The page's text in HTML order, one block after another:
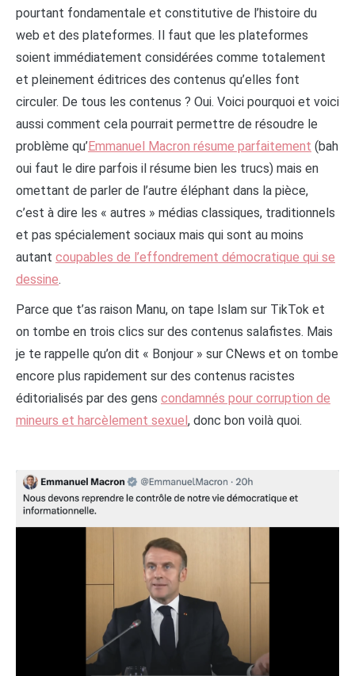
pourtant fondamentale et constitutive de l’histoire du
web et des plateformes. Il faut que les plateformes
soient immédiatement considérées comme totalement
et pleinement éditrices des contenus qu’elles font
circuler. De tous les contenus ? Oui. Voici pourquoi et voici
aussi comment cela pourrait permettre de résoudre le
problème qu’Emmanuel Macron résume parfaitement (bah
oui faut le dire parfois il résume bien les trucs) mais en
omettant de parler de l’autre éléphant dans la pièce,
c’est à dire les « autres » médias classiques, traditionnels
et pas spécialement sociaux mais qui sont au moins
autant coupables de l’effondrement démocratique qui se
dessine.
Parce que t’as raison Manu, on tape Islam sur TikTok et
on tombe en trois clics sur des contenus salafistes. Mais
je te rappelle qu’on dit « Bonjour » sur CNews et on tombe
encore plus rapidement sur des contenus racistes
éditorialisés par des gens condamnés pour corruption de
mineurs et harcèlement sexuel, donc bon voilà quoi.